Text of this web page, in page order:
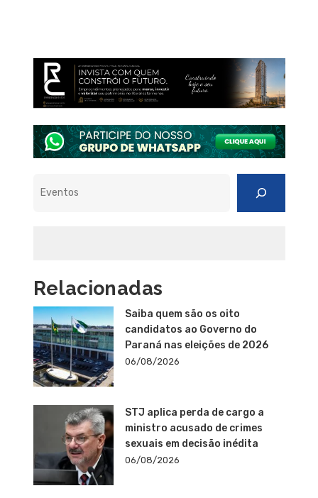
Relacionadas
Saiba quem são os oito
candidatos ao Governo do
Paraná nas eleições de 2026
06/08/2026
STJ aplica perda de cargo a
ministro acusado de crimes
sexuais em decisão inédita
06/08/2026